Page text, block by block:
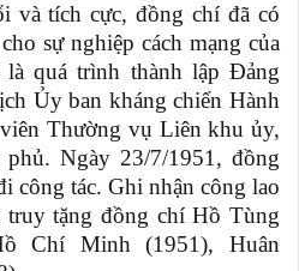
và tích cực, đồng chí đã có
sự nghiệp cách mạng của
quá trình thành lập Đảng
Ủy ban kháng chiến Hành
Thường vụ Liên khu ủy,
Ngày 23/7/1951, đồng
công tác. Ghi nhận công lao
truy tặng đồng chí Hồ Tùng
Chí Minh (1951), Huân